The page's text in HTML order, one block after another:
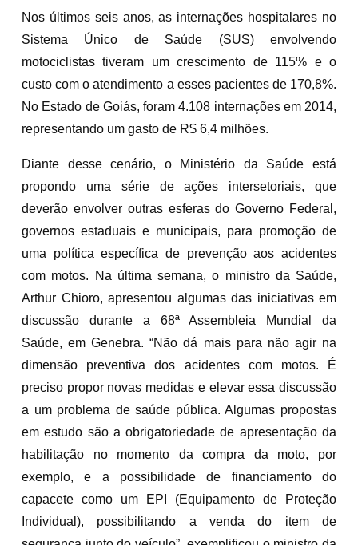
Nos últimos seis anos, as internações hospitalares no
Sistema Único de Saúde (SUS) envolvendo
motociclistas tiveram um crescimento de 115% e o
custo com o atendimento a esses pacientes de 170,8%.
No Estado de Goiás, foram 4.108 internações em 2014,
representando um gasto de R$ 6,4 milhões.
Diante desse cenário, o Ministério da Saúde está
propondo uma série de ações intersetoriais, que
deverão envolver outras esferas do Governo Federal,
governos estaduais e municipais, para promoção de
uma política específica de prevenção aos acidentes
com motos. Na última semana, o ministro da Saúde,
Arthur Chioro, apresentou algumas das iniciativas em
discussão durante a 68ª Assembleia Mundial da
Saúde, em Genebra. “Não dá mais para não agir na
dimensão preventiva dos acidentes com motos. É
preciso propor novas medidas e elevar essa discussão
a um problema de saúde pública. Algumas propostas
em estudo são a obrigatoriedade de apresentação da
habilitação no momento da compra da moto, por
exemplo, e a possibilidade de financiamento do
capacete como um EPI (Equipamento de Proteção
Individual), possibilitando a venda do item de